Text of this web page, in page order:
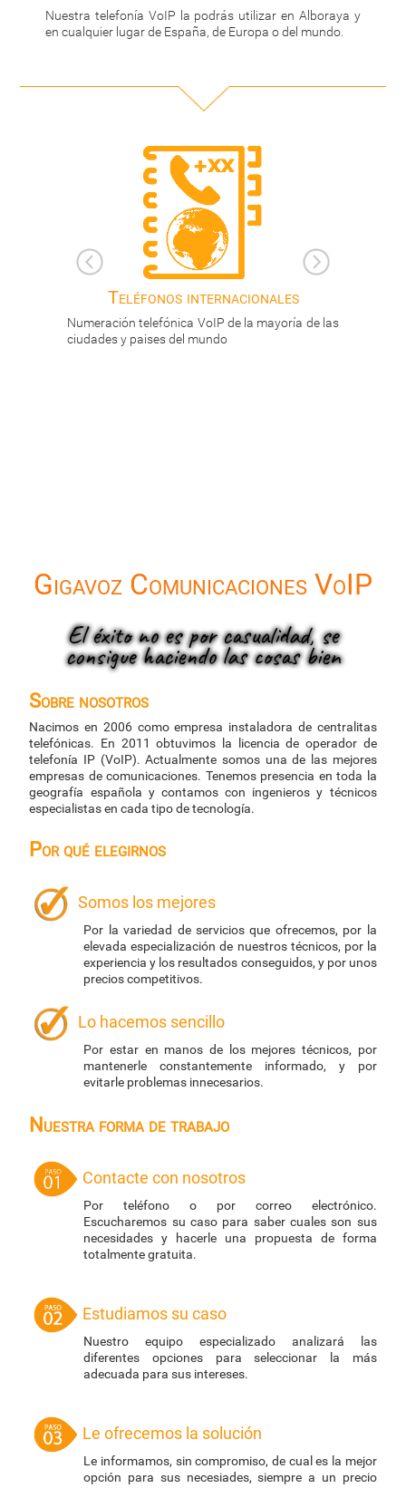
Nuestra telefonía VoIP la podrás utilizar en Alboraya y
en cualquier lugar de España, de Europa o del mundo.
la mayoría de las
Teléfonos nacionales
Numeración telefónica con descuentos de hasta
el 60% con respecto a las líneas convencionales
Gigavoz Comunicaciones VoIP
El éxito no es por casualidad, se
consigue haciendo las cosas bien
Sobre nosotros
Nacimos en 2006 como empresa instaladora de centralitas
telefónicas. En 2011 obtuvimos la licencia de operador de
telefonía IP (VoIP). Actualmente somos una de las mejores
empresas de comunicaciones. Tenemos presencia en toda la
geografía española y contamos con ingenieros y técnicos
especialistas en cada tipo de tecnología.
Por qué elegirnos
Somos los mejores
Por la variedad de servicios que ofrecemos, por la
elevada especialización de nuestros técnicos, por la
experiencia y los resultados conseguidos, y por unos
precios competitivos.
Lo hacemos sencillo
Por estar en manos de los mejores técnicos, por
mantenerle constantemente informado, y por
evitarle problemas innecesarios.
Nuestra forma de trabajo
Contacte con nosotros
Por teléfono o por correo electrónico.
Escucharemos su caso para saber cuales son sus
necesidades y hacerle una propuesta de forma
totalmente gratuita.
Estudiamos su caso
Nuestro equipo especializado analizará las
diferentes opciones para seleccionar la más
adecuada para sus intereses.
Le ofrecemos la solución
Le informamos, sin compromiso, de cual es la mejor
opción para sus necesiades, siempre a un precio